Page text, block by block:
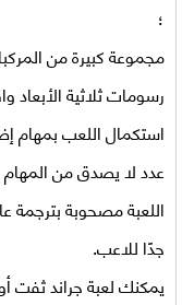
؛
مجموعة كبيرة من
رسومات ثلاثية الأبعاد
استكمال اللعب بمهام
عدد لا يصدق من المهام
اللعبة مصحوبة بترجمة
جدًا للاعب.
يمكنك لعبةجراند ثفت أوتو 5